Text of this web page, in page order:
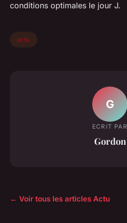
conditions optimales le jour J.
actu
G
ECRIT PAR
Gordon
← Voir tous les articles Actu